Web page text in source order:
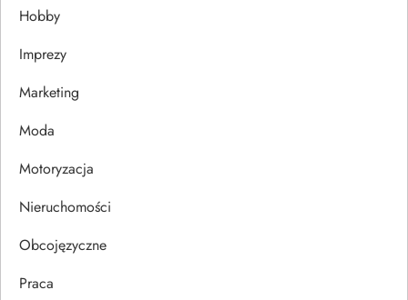
a
w
p
u
Hobby
Imprezy
Marketing
Moda
Motoryzacja
Nieruchomości
Obcojęzyczne
Praca